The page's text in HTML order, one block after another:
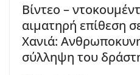
Βίντεο –
αιματηρή επίθεση
Χανιά:
σύλληψη του